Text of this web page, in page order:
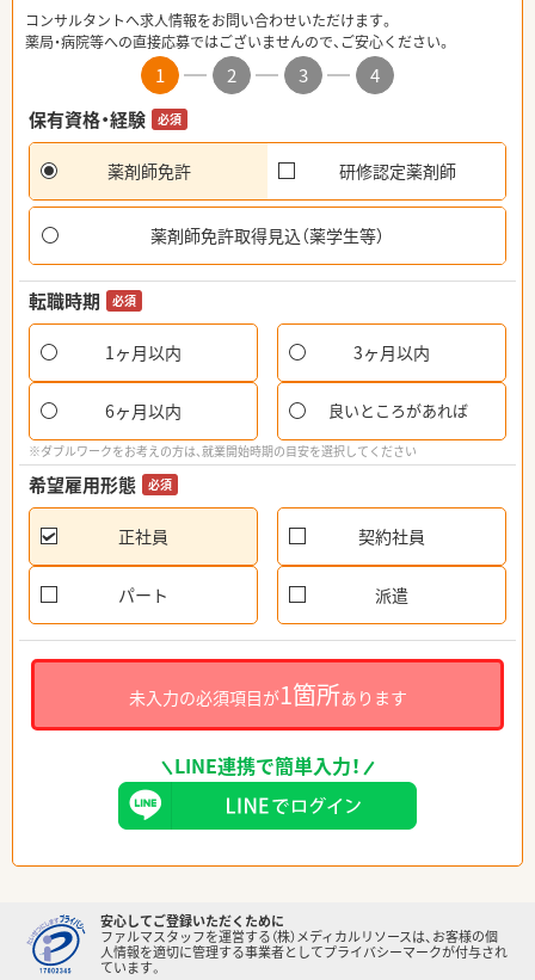
コンサルタントへ求人情報をお問い合わせいただけます。
薬局・病院等への直接応募ではございませんので、ご安心ください。
1 2 3
4
保有資格・経験
必須
薬剤師免許 研修認定薬剤師
薬剤師免許取得見込（薬学生等）
転職時期 必須
1ヶ月以内 3ヶ月以内
6ヶ月以内 良いところがあれば
※ダブルワークをお考えの方は、就業開始時期の目安を選択してください
希望雇用形態 必須
正社員 契約社員
パート 派遣
未入力の必須項目が1箇所あります
LINE連携で簡単入力！
安心してご登録いただくために
ファルマスタッフを運営する（株）メディカルリソースは、お客様の個
人情報を適切に管理する事業者としてプライバシーマークが付与され
ています。